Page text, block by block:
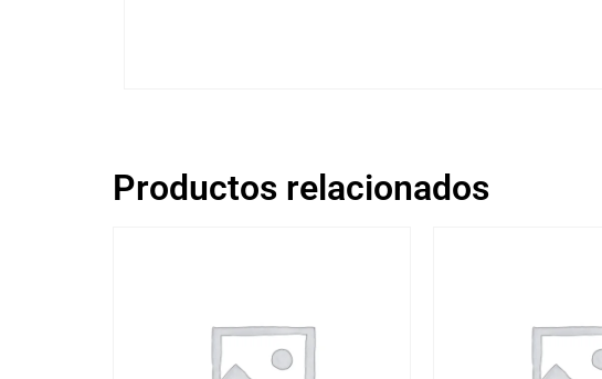
Productos relacionados